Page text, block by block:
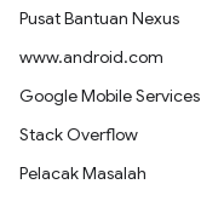
Pusat Bantuan Nexus
www.android.com
Google Mobile Services
Stack Overflow
Pelacak Masalah